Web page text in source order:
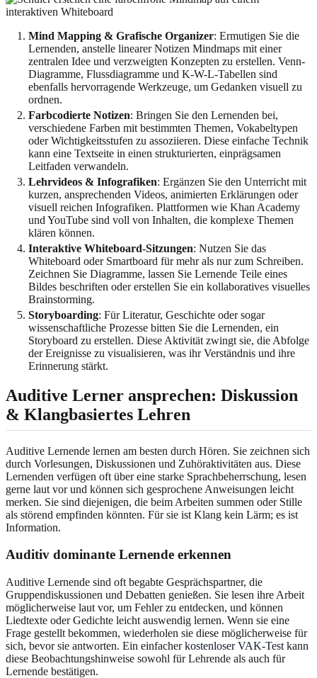
Mind Mapping & Grafische Organizer: Ermutigen Sie die
Lernenden, anstelle linearer Notizen Mindmaps mit einer
zentralen Idee und verzweigten Konzepten zu erstellen. Venn-
Diagramme, Flussdiagramme und K-W-L-Tabellen sind
ebenfalls hervorragende Werkzeuge, um Gedanken visuell zu
ordnen.
Farbcodierte Notizen: Bringen Sie den Lernenden bei,
verschiedene Farben mit bestimmten Themen, Vokabeltypen
oder Wichtigkeitsstufen zu assoziieren. Diese einfache Technik
kann eine Textseite in einen strukturierten, einprägsamen
Leitfaden verwandeln.
Lehrvideos & Infografiken: Ergänzen Sie den Unterricht mit
kurzen, ansprechenden Videos, animierten Erklärungen oder
visuell reichen Infografiken. Plattformen wie Khan Academy
und YouTube sind voll von Inhalten, die komplexe Themen
klären können.
Interaktive Whiteboard-Sitzungen: Nutzen Sie das
Whiteboard oder Smartboard für mehr als nur zum Schreiben.
Zeichnen Sie Diagramme, lassen Sie Lernende Teile eines
Bildes beschriften oder erstellen Sie ein kollaboratives visuelles
Brainstorming.
Storyboarding: Für Literatur, Geschichte oder sogar
wissenschaftliche Prozesse bitten Sie die Lernenden, ein
Storyboard zu erstellen. Diese Aktivität zwingt sie, die Abfolge
der Ereignisse zu visualisieren, was ihr Verständnis und ihre
Erinnerung stärkt.
Auditive Lerner ansprechen: Diskussion
& Klangbasiertes Lehren
Auditive Lernende lernen am besten durch Hören. Sie zeichnen sich
durch Vorlesungen, Diskussionen und Zuhöraktivitäten aus. Diese
Lernenden verfügen oft über eine starke Sprachbeherrschung, lesen
gerne laut vor und können sich gesprochene Anweisungen leicht
merken. Sie sind diejenigen, die beim Arbeiten summen oder Stille
als störend empfinden könnten. Für sie ist Klang kein Lärm; es ist
Information.
Auditiv dominante Lernende erkennen
Auditive Lernende sind oft begabte Gesprächspartner, die
Gruppendiskussionen und Debatten genießen. Sie lesen ihre Arbeit
möglicherweise laut vor, um Fehler zu entdecken, und können
Liedtexte oder Gedichte leicht auswendig lernen. Wenn sie eine
Frage gestellt bekommen, wiederholen sie diese möglicherweise für
sich, bevor sie antworten. Ein einfacherkostenloser VAK-Test kann
diese Beobachtungshinweise sowohl für Lehrende als auch für
Lernende bestätigen.